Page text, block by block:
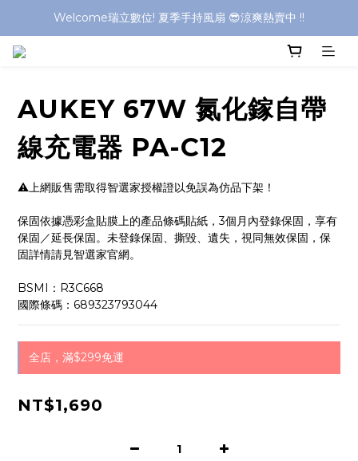
Welcome瑞立數位! 夏季手持風扇 😎涼爽熱賣中 !!
Welcome瑞立數位! 夏季手持風扇 😎涼爽熱賣中 !!
Welcome瑞立數位! 夏季手持風扇 😎涼爽熱賣中 !!
AUKEY 67W 氮化鎵自帶
線充電器 PA-C12
⚠️上網販售需取得智選家授權證以免誤為仿品下架！
保固依據憑彩盒貼膜上的產品條碼貼紙，3個月內登錄保固，享有
保固／延長保固。未登錄保固、撕毀、遺失，視同無效保固，保
固詳情請見智選家官網。
BSMI：R3C668
國際條碼：689323793044
全店，滿$299免運
NT$1,690